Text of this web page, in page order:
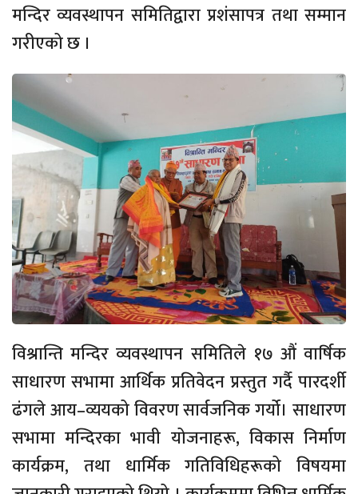
मन्दिर व्यवस्थापन समितिद्वारा प्रशंसापत्र तथा सम्मान
गरीएको छ ।
विश्रान्ति मन्दिर व्यवस्थापन समितिले १७ औं वार्षिक
साधारण सभामा आर्थिक प्रतिवेदन प्रस्तुत गर्दै पारदर्शी
ढंगले आय–व्ययको विवरण सार्वजनिक गर्यो। साधारण
सभामा मन्दिरका भावी योजनाहरू, विकास निर्माण
कार्यक्रम, तथा धार्मिक गतिविधिहरूको विषयमा